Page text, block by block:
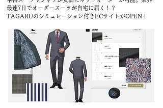
最速7日でオーダースーツが自宅に届く！？
TAGARUのシミュレーション付きECサイトがOPEN！